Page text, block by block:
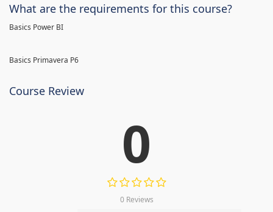
What are the requirements for this course?
Basics Power BI
Basics Primavera P6
Course Review
0
0 Reviews